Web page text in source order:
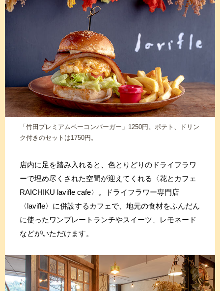
「竹田プレミアムベーコンバーガー」1250円。ポテト、ドリン
ク付きのセットは1750円。
店内に足を踏み入れると、色とりどりのドライフラワ
ーで埋め尽くされた空間が迎えてくれる〈花とカフェ
RAICHIKU lavifle cafe〉。ドライフラワー専門店
〈lavifle〉に併設するカフェで、地元の食材をふんだん
に使ったワンプレートランチやスイーツ、レモネード
などがいただけます。